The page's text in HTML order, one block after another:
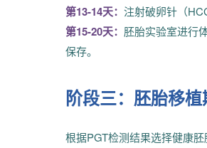
第13-14天： 注射破卵针（
第15-20天： 胚胎实验室进行
保存。
阶段三：胚胎移植
根据PGT检测结果选择健康